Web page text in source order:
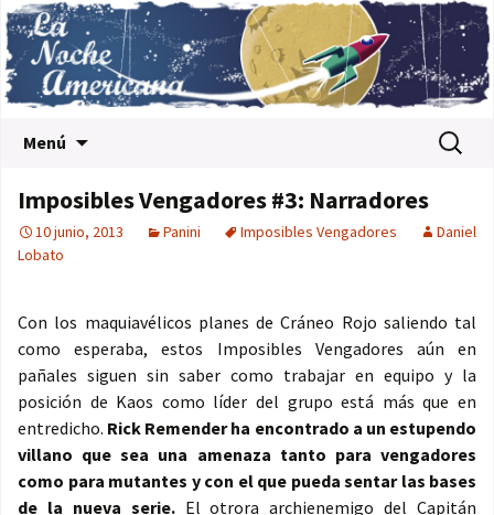
Menú Buscar:
Imposibles Vengadores #3: Narradores
10 junio, 2013 Panini Imposibles Vengadores
Daniel
Lobato
Con los maquiavélicos planes de Cráneo Rojo saliendo tal
como esperaba, estos Imposibles Vengadores aún en
pañales siguen sin saber como trabajar en equipo y la
posición de Kaos como líder del grupo está más que en
entredicho. Rick Remender ha encontrado a un estupendo
villano que sea una amenaza tanto para vengadores
como para mutantes y con el que pueda sentar las bases
de la nueva serie.El otrora archienemigo del Capitán